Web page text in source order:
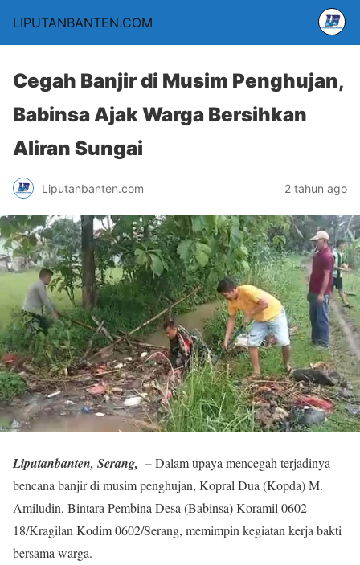
LIPUTANBANTEN.COM
Cegah Banjir di Musim Penghujan,
Babinsa Ajak Warga Bersihkan
Aliran Sungai
Liputanbanten.com 2 tahun ago
Liputanbanten, Serang, –Dalam upaya mencegah terjadinya
bencana banjir di musim penghujan, Kopral Dua (Kopda) M.
Amiludin, Bintara Pembina Desa (Babinsa) Koramil 0602-
18/Kragilan Kodim 0602/Serang, memimpin kegiatan kerja bakti
bersama warga.